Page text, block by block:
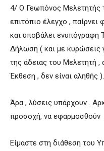
4/ Ο Γεωπόνος Μελετητής
επιτόπιο έλεγχο , παίρνει
και υποβάλει ενυπόγραφη
Δήλωση ( και με κυρώσεις
της άδειας του Μελετητή ,
Έκθεση , δεν είναι αληθής ).
Άρα , λύσεις υπάρχουν .
προσοχή, να
Είμαστε στη διάθεση του